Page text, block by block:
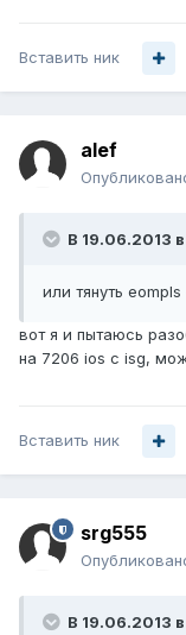
Вставить ник
alef
В 19.06.2013
или тянуть
вот я и пытаюсь
на 7206 ios с isg,
Вставить ник
srg555
В 19.06.2013